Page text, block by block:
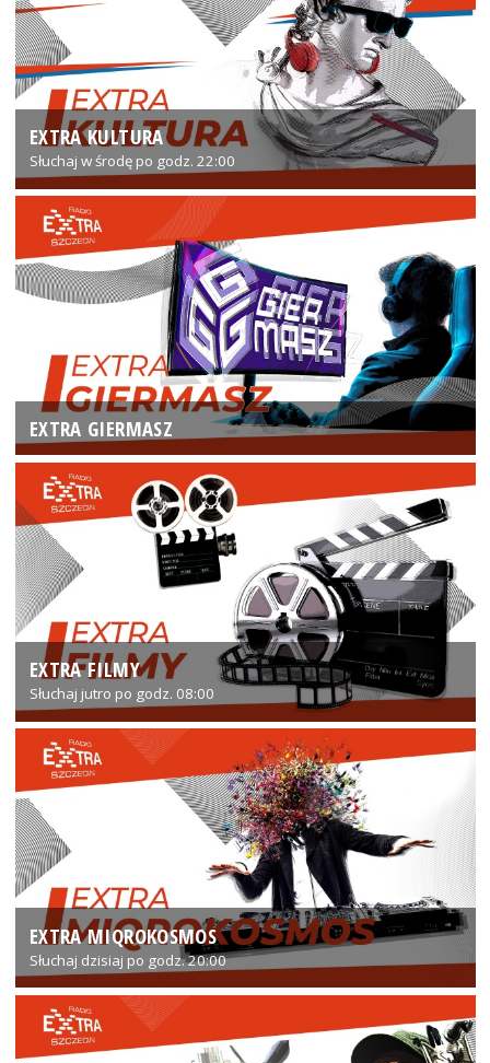
EXTRA KULTURA
Słuchaj w środę po godz. 22:00
EXTRA GIERMASZ
EXTRA FILMY
Słuchaj jutro po godz. 08:00
EXTRA MIQROKOSMOS
Słuchaj dzisiaj po godz. 20:00